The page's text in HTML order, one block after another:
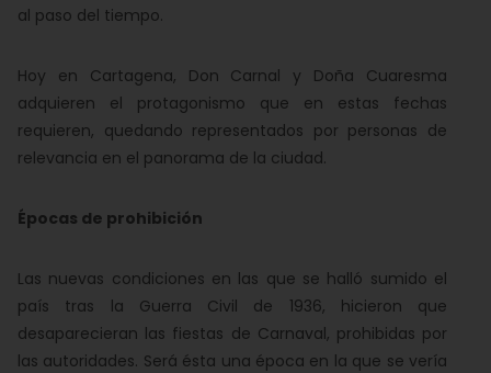
al paso del tiempo.
Hoy en Cartagena, Don Carnal y Doña Cuaresma
adquieren el protagonismo que en estas fechas
requieren, quedando representados por personas de
relevancia en el panorama de la ciudad.
Épocas de prohibición
Las nuevas condiciones en las que se halló sumido el
país tras la Guerra Civil de 1936, hicieron que
desaparecieran las fiestas de Carnaval, prohibidas por
las autoridades. Será ésta una época en la que se vería